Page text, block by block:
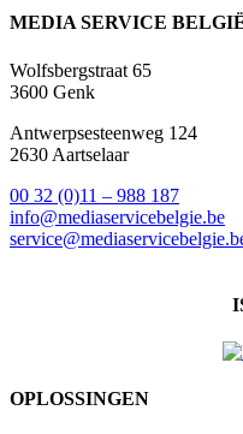
MEDIA SERVICE
Wolfsbergstraat 65
3600 Genk
Antwerpsesteenweg 124
2630 Aartselaar
00 32 (0)11 – 988 187
info@mediaservicebelgie.be
OPLOSSINGEN